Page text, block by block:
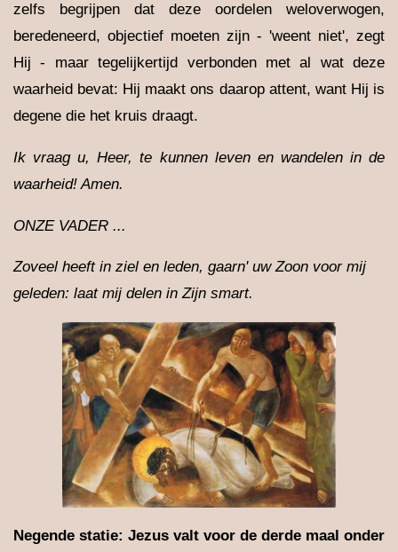
zelfs begrijpen dat deze oordelen weloverwogen,
beredeneerd, objectief moeten zijn - 'weent niet', zegt
Hij - maar tegelijkertijd verbonden met al wat deze
waarheid bevat: Hij maakt ons daarop attent, want Hij is
degene die het kruis draagt.
Ik vraag u, Heer, te kunnen leven en wandelen in de
waarheid! Amen.
ONZE VADER ...
Zoveel heeft in ziel en leden, gaarn' uw Zoon voor mij
geleden: laat mij delen in Zijn smart.
Negende statie: Jezus valt voor de derde maal onder